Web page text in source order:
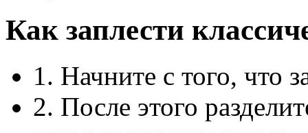
Как заплести
1. Начните с того, что
2. После этого